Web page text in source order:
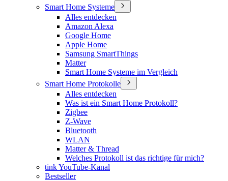
Smart Home Systeme
Alles entdecken
Amazon Alexa
Google Home
Apple Home
Samsung SmartThings
Matter
Smart Home Systeme im Vergleich
Smart Home Protokolle
Alles entdecken
Was ist ein Smart Home Protokoll?
Zigbee
Z-Wave
Bluetooth
WLAN
Matter & Thread
Welches Protokoll ist das richtige für mich?
tink YouTube-Kanal
Bestseller